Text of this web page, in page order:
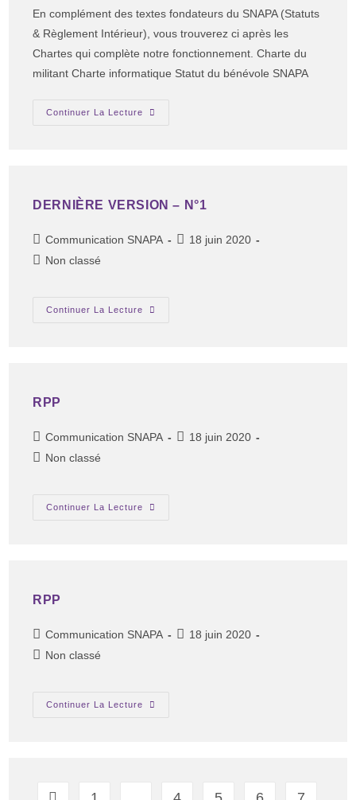
En complément des textes fondateurs du SNAPA (Statuts
& Règlement Intérieur), vous trouverez ci après les
Chartes qui complète notre fonctionnement. Charte du
militant Charte informatique Statut du bénévole SNAPA
Continuer La Lecture
DERNIÈRE VERSION – N°1
Communication SNAPA
18 juin 2020
Non classé
Continuer La Lecture
RPP
Communication SNAPA
18 juin 2020
Non classé
Continuer La Lecture
RPP
Communication SNAPA
18 juin 2020
Non classé
Continuer La Lecture